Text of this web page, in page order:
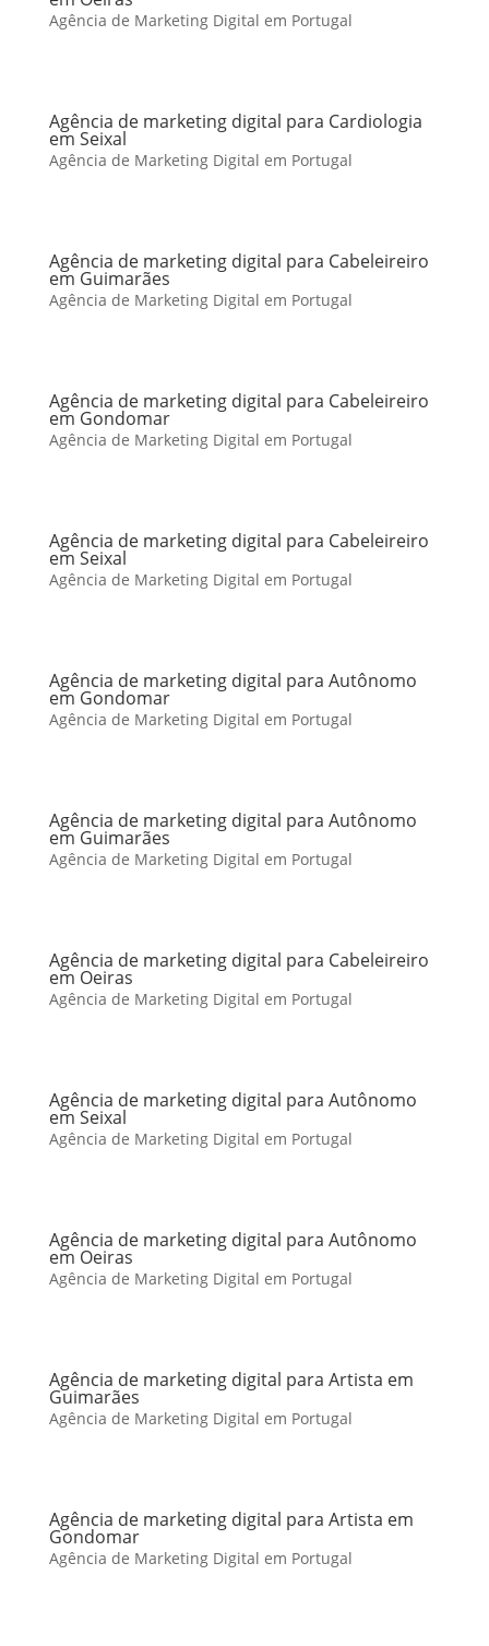
Agência de Marketing Digital em Portugal
Agência de marketing digital para Cardiologia
em Seixal
Agência de Marketing Digital em Portugal
Agência de marketing digital para Cabeleireiro
em Guimarães
Agência de Marketing Digital em Portugal
Agência de marketing digital para Cabeleireiro
em Gondomar
Agência de Marketing Digital em Portugal
Agência de marketing digital para Cabeleireiro
em Seixal
Agência de Marketing Digital em Portugal
Agência de marketing digital para Autônomo
em Gondomar
Agência de Marketing Digital em Portugal
Agência de marketing digital para Autônomo
em Guimarães
Agência de Marketing Digital em Portugal
Agência de marketing digital para Cabeleireiro
em Oeiras
Agência de Marketing Digital em Portugal
Agência de marketing digital para Autônomo
em Seixal
Agência de Marketing Digital em Portugal
Agência de marketing digital para Autônomo
em Oeiras
Agência de Marketing Digital em Portugal
Agência de marketing digital para Artista em
Guimarães
Agência de Marketing Digital em Portugal
Agência de marketing digital para Artista em
Gondomar
Agência de Marketing Digital em Portugal